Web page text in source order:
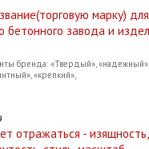
марку) для
бетонного завода и
бренда: «Твердый», «надежный»,
«крепкий»,
отражаться - изящность,